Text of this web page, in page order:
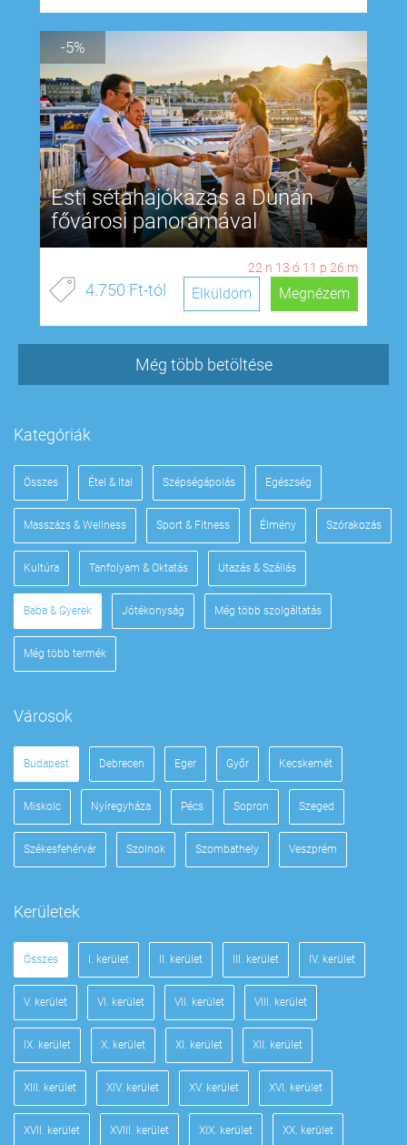
-5%
Esti sétahajókázás a Dunán
fővárosi panorámával
22 n 13 ó 11 p 25 m
4.750 Ft-tól Megnézem
Elküldöm
Még több betöltése
Kategóriák
Összes Étel & Ital Szépségápolás Egészség
Masszázs & Wellness Sport & Fitness Élmény Szórakozás
Kultúra Tanfolyam & Oktatás Utazás & Szállás
Baba & Gyerek Jótékonyság Még több szolgáltatás
Még több termék
Városok
Budapest Debrecen Eger Győr Kecskemét
Miskolc Nyíregyháza Pécs Sopron Szeged
Székesfehérvár Szolnok Szombathely Veszprém
Kerületek
Összes I. kerület II. kerület III. kerület IV. kerület
V. kerület VI. kerület VII. kerület VIII. kerület
IX. kerület X. kerület XI. kerület XII. kerület
XIII. kerület XIV. kerület XV. kerület XVI. kerület
XVII. kerület XVIII. kerület XIX. kerület XX. kerület